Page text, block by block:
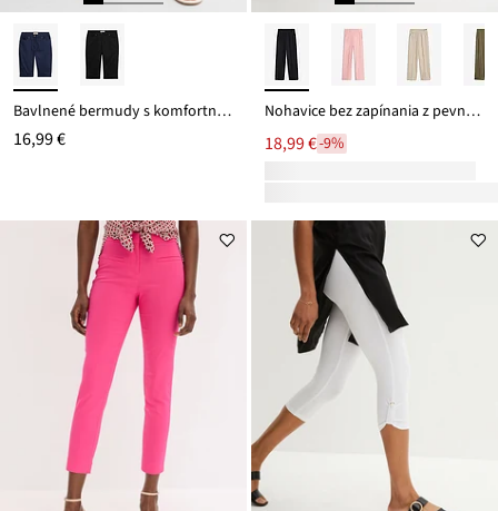
Bavlnené bermudy s komfortným pásom z bavlneného mixu
16,99 €
Nohavice bez zapínania z pevnej kvality Interlock
18,99 €-9%